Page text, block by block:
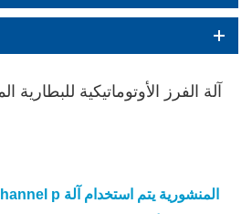
hannel p المنشورية يتم استخدام آلة